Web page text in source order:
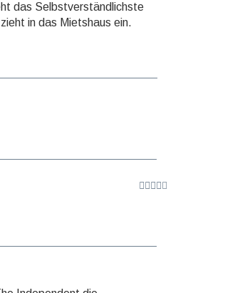
das Selbstverständlichste
in das Mietshaus ein.